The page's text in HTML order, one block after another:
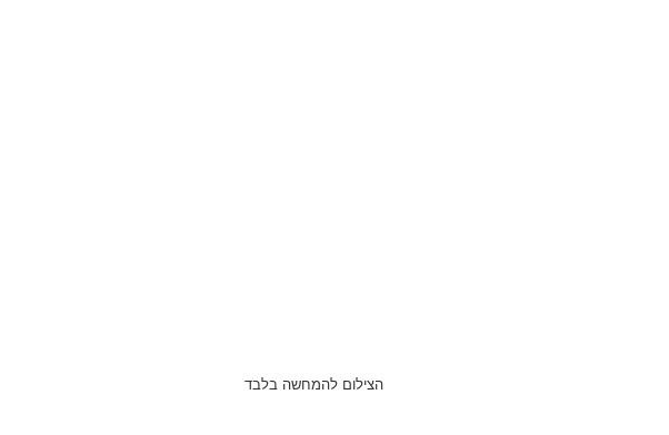
הצילום להמחשה בלבד